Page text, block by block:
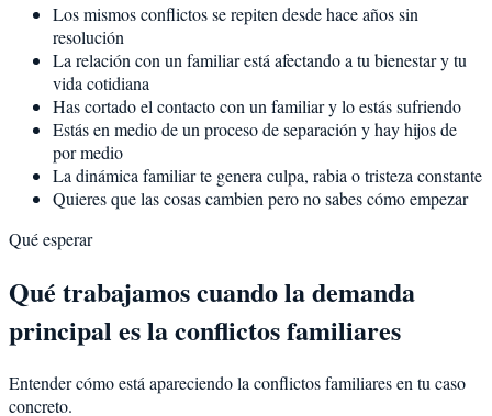
Los mismos conflictos se repiten desde hace años sin
resolución
La relación con un familiar está afectando a tu bienestar y tu
vida cotidiana
Has cortado el contacto con un familiar y lo estás sufriendo
Estás en medio de un proceso de separación y hay hijos de
por medio
La dinámica familiar te genera culpa, rabia o tristeza constante
Quieres que las cosas cambien pero no sabes cómo empezar
Qué esperar
Qué trabajamos cuando la demanda
principal es la conflictos familiares
Entender cómo está apareciendo la conflictos familiares en tu caso
concreto.